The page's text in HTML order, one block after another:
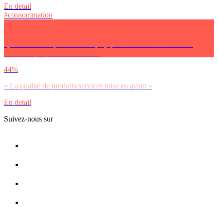
En detail
#consommation
44%
« La qualité de produits/services mise en avant »
En detail
Suivez-nous sur